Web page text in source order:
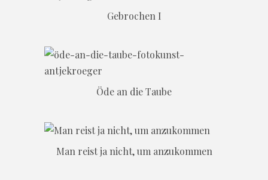
Gebrochen I
Öde an die Taube
Man reist ja nicht, um anzukommen